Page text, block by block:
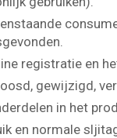
registratie en
gewijzigd,
in het
en normale